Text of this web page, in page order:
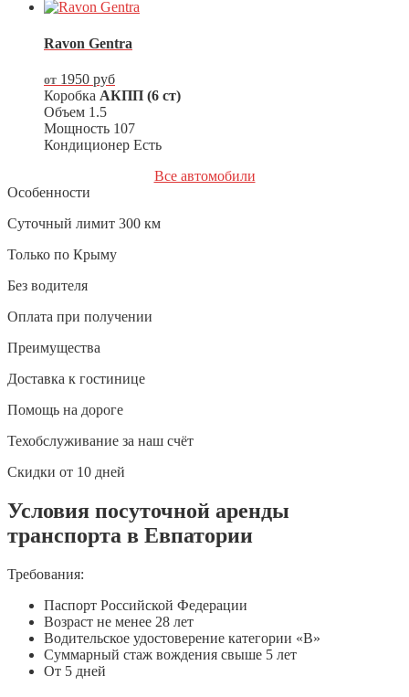
Ravon Gentra
от 1950 руб
Коробка АКПП (6 ст)
Объем 1.5
Мощность 107
Кондиционер Есть
Все автомобили
Особенности
Суточный лимит 300 км
Только по Крыму
Без водителя
Оплата при получении
Преимущества
Доставка к гостинице
Помощь на дороге
Техобслуживание за наш счёт
Скидки от 10 дней
Условия посуточной аренды
транспорта в Евпатории
Требования:
Паспорт Российской Федерации
Возраст не менее 28 лет
Водительское удостоверение категории «B»
Суммарный стаж вождения свыше 5 лет
От 5 дней